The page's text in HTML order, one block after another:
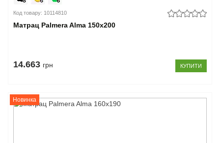
Код товару: 10114810
Матрац Palmera Alma 150x200
14.663 грн КУПИТИ
Новинка